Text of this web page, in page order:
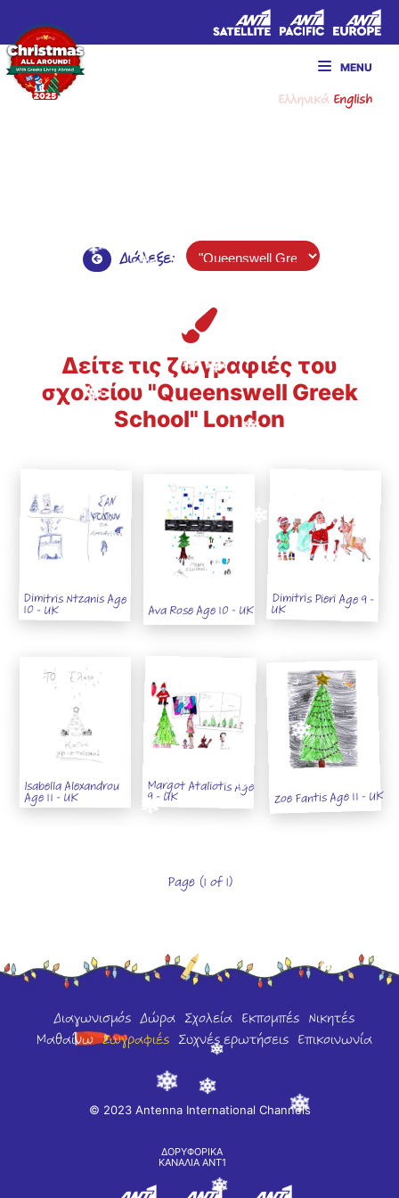
MENU
ΕλληνικάEnglish
Διάλεξε:
Δείτε τις ζωγραφιές του
σχολείου "Queenswell Greek
School" London
Dimitris Ntzanis Age
10 - UK Ava Rose Age 10 - UK Dimitris Pieri Age 9 -
UK
Isabella Alexandrou
Age 11 - UK Margot Ataliotis Age
9 - UK Zoe Fantis Age 11 - UK
Page (1 of 1)
Διαγωνισμός Δώρα Σχολεία Εκπομπές Νικητές
Μαθαίνω Ζωγραφιές Συχνές ερωτήσεις Επικοινωνία
© 2023 Antenna International Channels
ΔΟΡΥΦΟΡΙΚΑ
ΚΑΝΑΛΙΑ ΑΝΤ1